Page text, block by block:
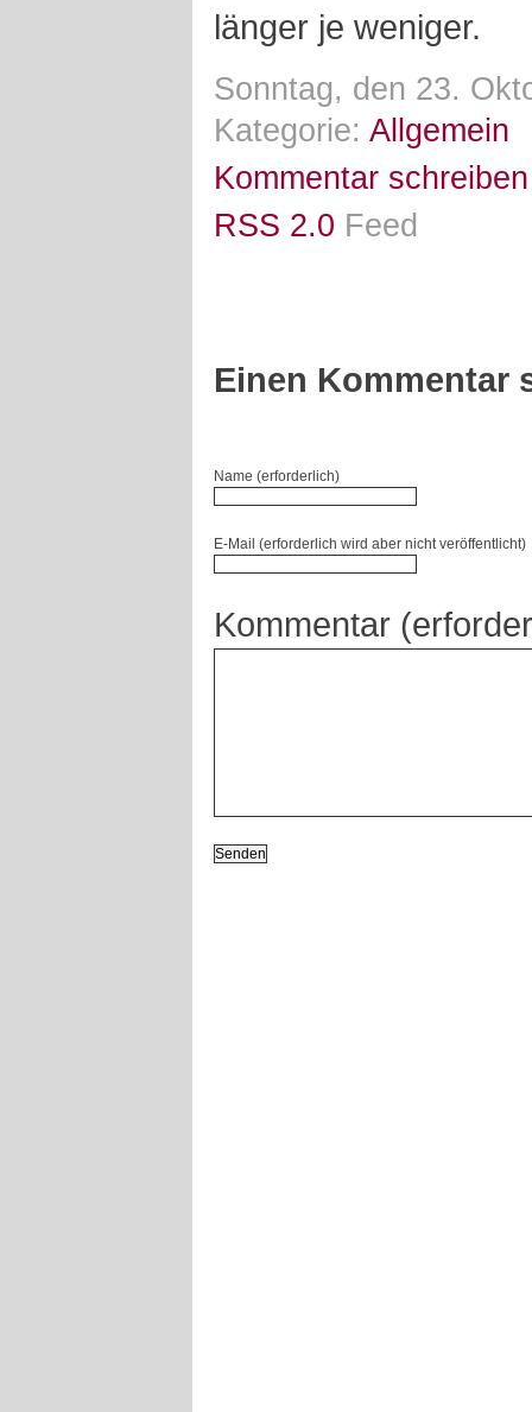
länger je weniger.
Sonntag, den 23.
Kategorie: Allgemein
Kommentar schreiben
RSS 2.0 Feed
Einen Kommentar
Name (erforderlich)
E-Mail (erforderlich wird aber nicht veröffentlicht)
Kommentar